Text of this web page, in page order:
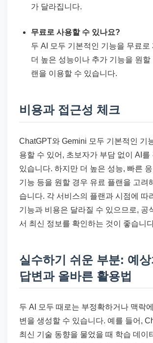
가 달라집니다.
무료로 사용할 수 있나요?
두 AI 모두 기본적인 기능을 무료로
더 높은 성능이나 추가 기능을 원할
랜을 이용할 수 있습니다.
비용과 접근성 체크
ChatGPT와 Gemini 모두 기본적인 기
용할 수 있어, 초보자가 부담 없이 AI를
있습니다. 하지만 더 높은 성능, 빠른
기능 등을 원할 경우 유료 플랜을 고려
습니다. 각 서비스의 플랜과 시점에 따
기능과 비용은 달라질 수 있으므로, 공
서 최신 정보를 확인하는 것이 좋습니
실수하기 쉬운 부분: 예
답변과 올바른 활용법
두 AI 모두 때로는 부정확하거나 맥락
변을 생성할 수 있습니다. 예를 들어,
최신 기술 동향을 물었을 때 학습 데이